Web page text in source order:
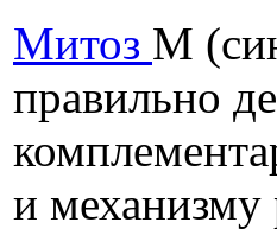
Митоз M
правильно
и механизму